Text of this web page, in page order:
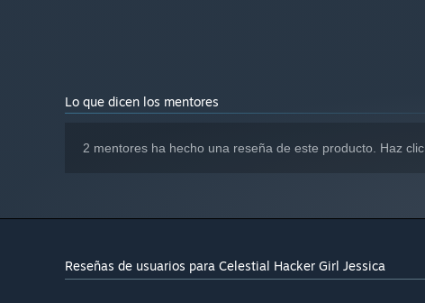
Lo que dicen los mentores
2 mentores ha hecho una reseña de este producto. Haz clic
Reseñas de usuarios para Celestial Hacker Girl Jessica